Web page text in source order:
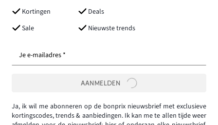
Kortingen
Deals
Sale
Nieuwste trends
Je e-mailadres *
AANMELDEN
Ja, ik wil me abonneren op de bonprix nieuwsbrief met exclusieve
kortingscodes, trends & aanbiedingen. Ik kan me te allen tijde weer